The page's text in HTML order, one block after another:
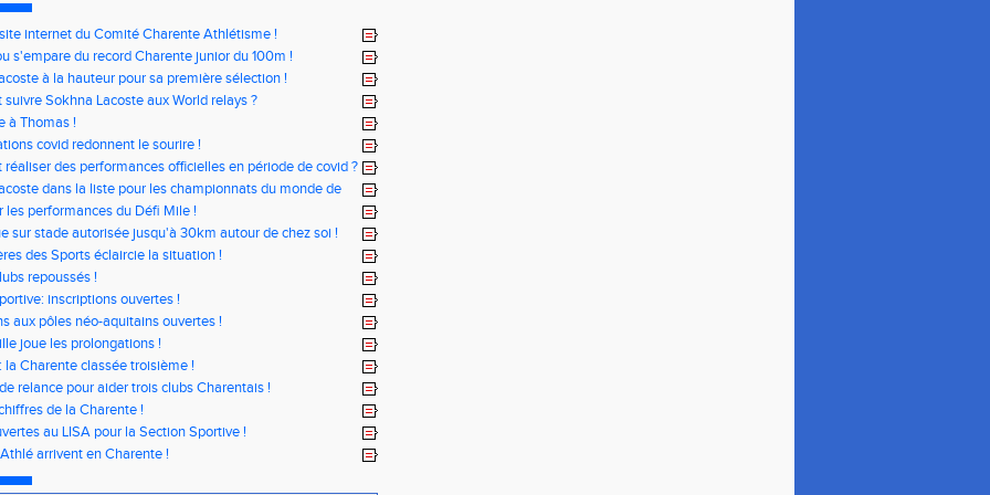
internet du Comité Charente Athlétisme !
s'empare du record Charente junior du 100m !
à la hauteur pour sa première sélection !
Sokhna Lacoste aux World relays ?
à Thomas !
covid redonnent le sourire !
des performances officielles en période de covid ?
dans la liste pour les championnats du monde de
les performances du Défi Mile !
sur stade autorisée jusqu'à 30km autour de chez soi !
des Sports éclaircie la situation !
repoussés !
inscriptions ouvertes !
aux pôles néo-aquitains ouvertes !
joue les prolongations !
la Charente classée troisième !
relance pour aider trois clubs Charentais !
de la Charente !
au LISA pour la Section Sportive !
arrivent en Charente !